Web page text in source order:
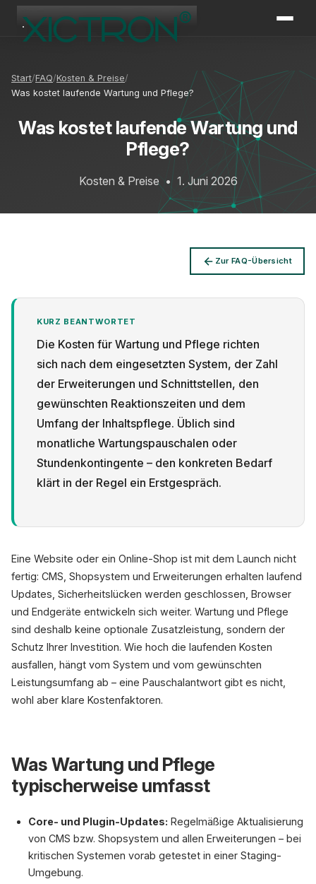
Start FAQ Kosten & Preise
Was kostet laufende Wartung und Pflege?
Was kostet laufende Wartung und
Pflege?
Kosten & Preise • 1. Juni 2026
Zur FAQ-Übersicht
KURZ BEANTWORTET
Die Kosten für Wartung und Pflege richten
sich nach dem eingesetzten System, der Zahl
der Erweiterungen und Schnittstellen, den
gewünschten Reaktionszeiten und dem
Umfang der Inhaltspflege. Üblich sind
monatliche Wartungspauschalen oder
Stundenkontingente – den konkreten Bedarf
klärt in der Regel ein Erstgespräch.
Eine Website oder ein Online-Shop ist mit dem Launch nicht
fertig: CMS, Shopsystem und Erweiterungen erhalten laufend
Updates, Sicherheitslücken werden geschlossen, Browser
und Endgeräte entwickeln sich weiter. Wartung und Pflege
sind deshalb keine optionale Zusatzleistung, sondern der
Schutz Ihrer Investition. Wie hoch die laufenden Kosten
ausfallen, hängt vom System und vom gewünschten
Leistungsumfang ab – eine Pauschalantwort gibt es nicht,
wohl aber klare Kostenfaktoren.
Was Wartung und Pflege
typischerweise umfasst
Core- und Plugin-Updates: Regelmäßige Aktualisierung
von CMS bzw. Shopsystem und allen Erweiterungen – bei
kritischen Systemen vorab getestet in einer Staging-
Umgebung.
XICTRON